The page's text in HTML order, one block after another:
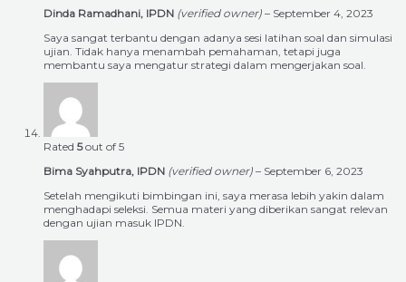
Dinda Ramadhani, IPDN (verified owner) – September 4, 2023
Saya sangat terbantu dengan adanya sesi latihan soal dan simulasi
ujian. Tidak hanya menambah pemahaman, tetapi juga
membantu saya mengatur strategi dalam mengerjakan soal.
Rated 5out of 5
Bima Syahputra, IPDN (verified owner) – September 6, 2023
Setelah mengikuti bimbingan ini, saya merasa lebih yakin dalam
menghadapi seleksi. Semua materi yang diberikan sangat relevan
dengan ujian masuk IPDN.